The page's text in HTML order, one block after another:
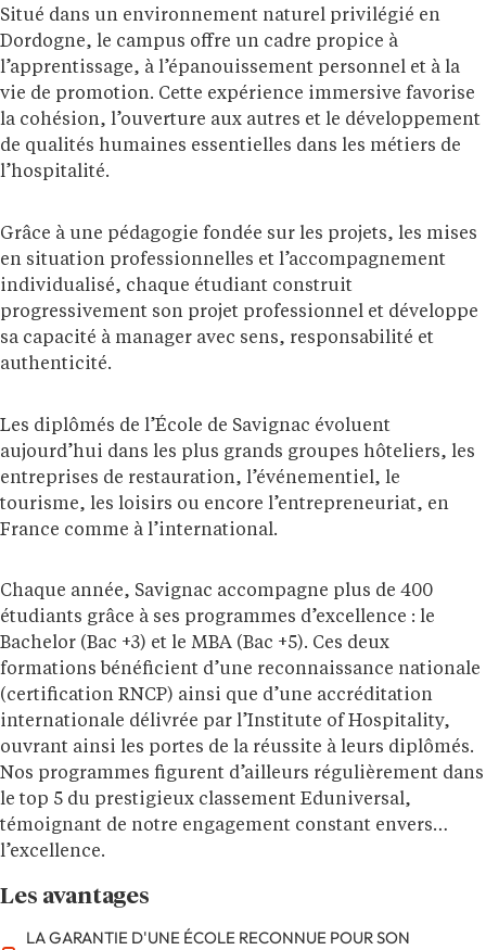
Situé dans un environnement naturel privilégié en
Dordogne, le campus offre un cadre propice à
l’apprentissage, à l’épanouissement personnel et à la
vie de promotion. Cette expérience immersive favorise
la cohésion, l’ouverture aux autres et le développement
de qualités humaines essentielles dans les métiers de
l’hospitalité.
Grâce à une pédagogie fondée sur les projets, les mises
en situation professionnelles et l’accompagnement
individualisé, chaque étudiant construit
progressivement son projet professionnel et développe
sa capacité à manager avec sens, responsabilité et
authenticité.
Les diplômés de l’École de Savignac évoluent
aujourd’hui dans les plus grands groupes hôteliers, les
entreprises de restauration, l’événementiel, le
tourisme, les loisirs ou encore l’entrepreneuriat, en
France comme à l’international.
Chaque année, Savignac accompagne plus de 400
étudiants grâce à ses programmes d’excellence : le
Bachelor (Bac +3) et le MBA (Bac +5). Ces deux
formations bénéficient d’une reconnaissance nationale
(certification RNCP) ainsi que d’une accréditation
internationale délivrée par l’Institute of Hospitality,
ouvrant ainsi les portes de la réussite à leurs diplômés.
Nos programmes figurent d’ailleurs régulièrement dans
le top 5 du prestigieux classement Eduniversal,
témoignant de notre engagement constant envers
l’excellence.
Les avantages
LA GARANTIE D'UNE ÉCOLE RECONNUE POUR SON